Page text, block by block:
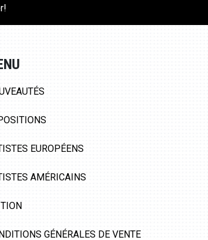
EUROPÉENS
AMÉRICAINS
GÉNÉRALES DE VENTE